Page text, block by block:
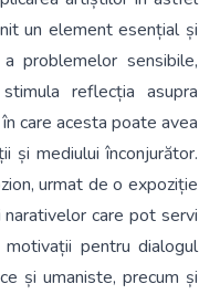
un element esențial și
problemelor sensibile,
reflecția asupra
care acesta poate avea
și mediului înconjurător.
urmat de o expoziție
care pot servi
pentru dialogul
și umaniste, precum și